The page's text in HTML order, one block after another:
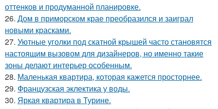
оттенков и продуманной планировке.
26. Дом в приморском крае преобразился и заиграл
новыми красками.
27. Уютные уголки под скатной крышей часто становятся
настоящим вызовом для дизайнеров, но именно такие
зоны делают интерьер особенным.
28. Маленькая квартира, которая кажется просторнее.
29. Французская эклектика у воды.
30. Яркая квартира в Турине.